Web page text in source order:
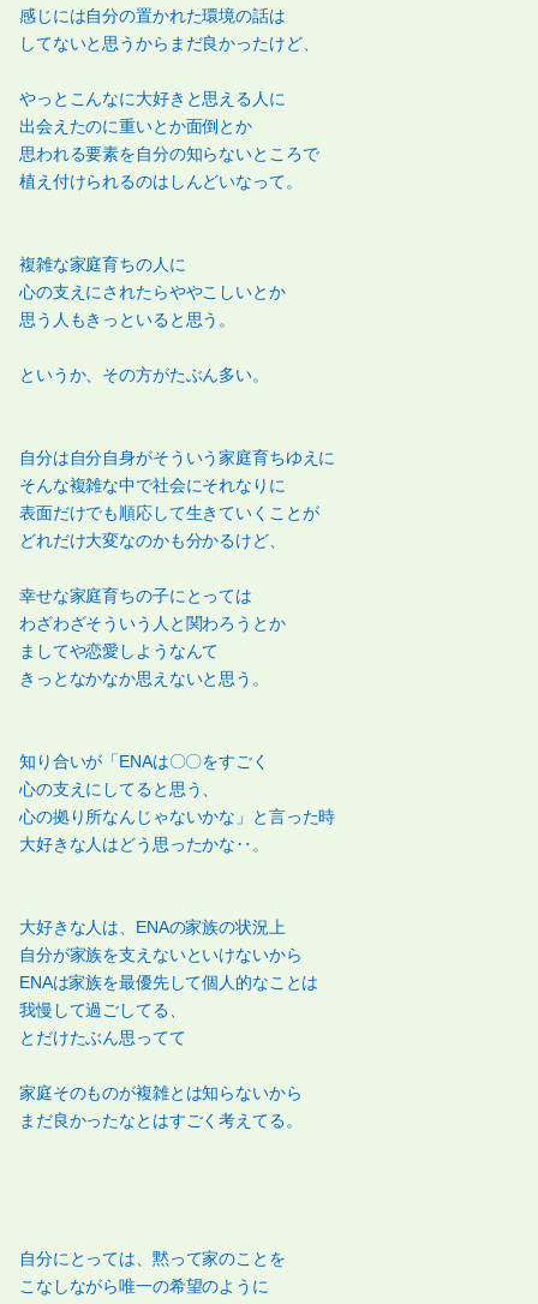
感じには自分の置かれた環境の話は
してないと思うからまだ良かったけど、
やっとこんなに大好きと思える人に
出会えたのに重いとか面倒とか
思われる要素を自分の知らないところで
植え付けられるのはしんどいなって。
複雑な家庭育ちの人に
心の支えにされたらややこしいとか
思う人もきっといると思う。
というか、その方がたぶん多い。
自分は自分自身がそういう家庭育ちゆえに
そんな複雑な中で社会にそれなりに
表面だけでも順応して生きていくことが
どれだけ大変なのかも分かるけど、
幸せな家庭育ちの子にとっては
わざわざそういう人と関わろうとか
ましてや恋愛しようなんて
きっとなかなか思えないと思う。
知り合いが「ENAは〇〇をすごく
心の支えにしてると思う、
心の拠り所なんじゃないかな」と言った時
大好きな人はどう思ったかな‥。
大好きな人は、ENAの家族の状況上
自分が家族を支えないといけないから
ENAは家族を最優先して個人的なことは
我慢して過ごしてる、
とだけたぶん思ってて
家庭そのものが複雑とは知らないから
まだ良かったなとはすごく考えてる。
自分にとっては、黙って家のことを
こなしながら唯一の希望のように